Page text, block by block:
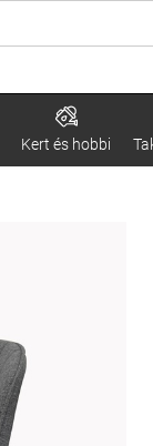
Kert és hobbi